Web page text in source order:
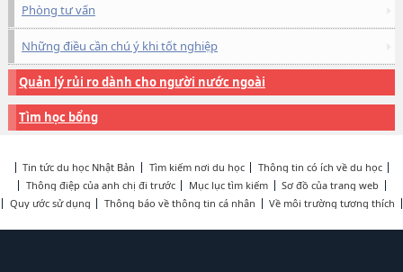
Phòng tư vấn
Những điều cần chú ý khi tốt nghiệp
Quản lý rủi ro dành cho người nước ngoài
Tìm học bổng
Tin tức du học Nhật Bản Tìm kiếm nơi du học
Thông tin có ích về du học
Thông điệp của anh chị đi trước
Mục lục tìm kiếm
Sơ đồ của trang web
Quy ước sử dụng
Thông báo về thông tin cá nhân Về môi trường tương thích